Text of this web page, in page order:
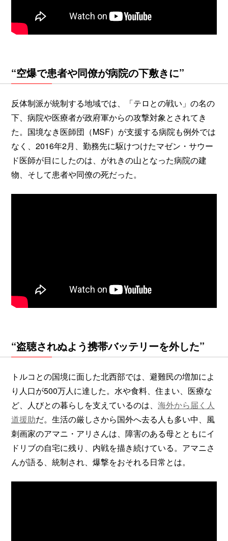
“空爆で患者や同僚が病院の下敷きに”
反体制派が統制する地域では、「テロとの戦い」の名の
下、病院や医療者が政府軍からの攻撃対象とされてき
た。国境なき医師団（MSF）が支援する病院も例外では
なく、2016年2月、勤務先に駆けつけたマゼン・サウー
ド医師が目にしたのは、がれきの山となった病院の建
物、そして患者や同僚の死だった。
“盗聴されぬよう携帯バッテリーを外した”
トルコとの国境に面した北西部では、避難民の増加によ
り人口が500万人に達した。水や食料、住まい、医療な
ど、人びとの暮らしを支えているのは、 海外から届く人
道援助だ。生活の厳しさから国外へ去る人も多い中、風
刺画家のアマニ・アリさんは、障害のある母とともにイ
ドリブの自宅に残り、内戦を描き続けている。アマニさ
んが語る、統制され、爆撃をおそれる日常とは。